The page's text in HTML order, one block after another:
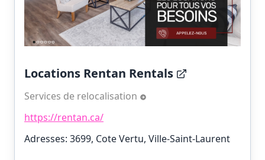
Locations Rentan Rentals
Services de relocalisation
https://rentan.ca/
Adresses: 3699, Cote Vertu, Ville-Saint-Laurent